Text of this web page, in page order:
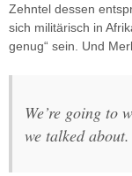
Zehntel dessen
sich militärisch in
genug“ sein. Und
We’re going
we talked about.